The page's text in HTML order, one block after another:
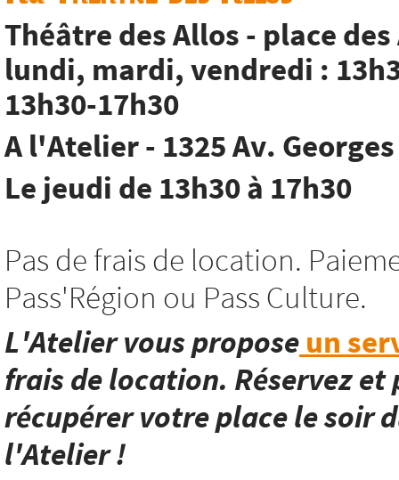
Théâtre des Allos - place
lundi, mardi, vendredi :
13h30-17h30
A l'Atelier - 1325 Av.
Le jeudi de 13h30 à 17h30
Pas de frais de location.
Pass'Région ou Pass Culture.
L'Atelier vous propose un
frais de location. Réservez
récupérer votre place le soir
l'Atelier !